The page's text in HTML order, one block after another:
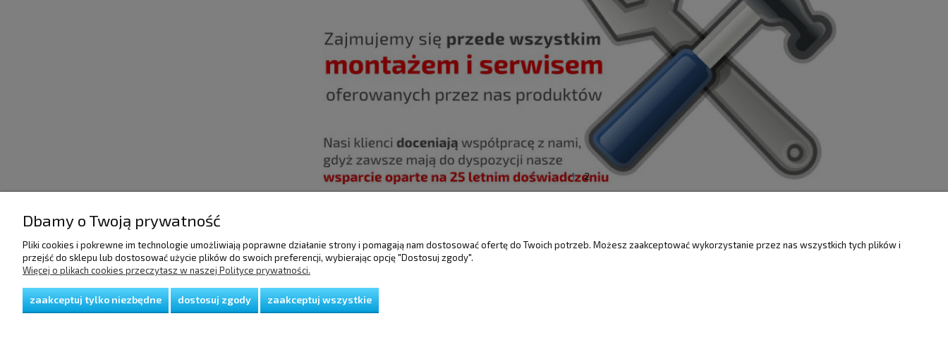
1 2
POMOC
Regulamin
DOSTAWA I PŁATNOŚCI
Raty/Leasing
Koszty dostawy
Czas realizacji zamówień
MOJE KONTO GWARANCJA I ZWROTY O FIRMIE
Dbamy o Twoją prywatność
Pliki cookies i pokrewne im technologie umożliwiają poprawne działanie strony i pomagają nam dostosować ofertę do Twoich potrzeb. Możesz zaakceptować wykorzystanie przez nas wszystkich tych plików i
przejść do sklepu lub dostosować użycie plików do swoich preferencji, wybierając opcję "Dostosuj zgody".
Więcej o plikach cookies przeczytasz w naszej Polityce prywatności.
zaakceptuj tylko niezbędne dostosuj zgody zaakceptuj wszystkie